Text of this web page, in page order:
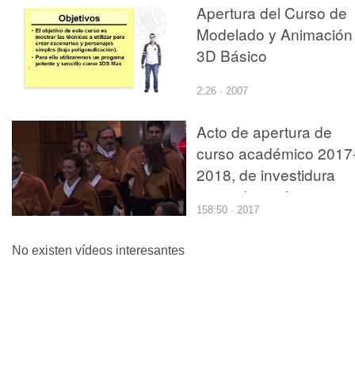
Apertura del Curso de
Modelado y Animación
3D Básico
2:26 · 2007
Acto de apertura de
curso académico
2018, de investidura
como doctor honoris
causa del Dr.
158:50 · 2017
No existen vídeos interesantes